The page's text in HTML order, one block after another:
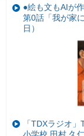
●絵も文もAIが
第0話「我が家
日）
「TDXラジオ
小学校 田村 久